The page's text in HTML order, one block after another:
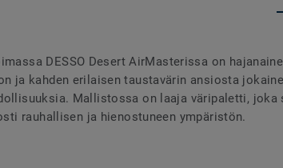
DESSO Desert AirMasterissa on
ja kahden erilaisen taustavärin ansiosta
Mallistossa on laaja väripaletti, joka
rauhallisen ja hienostuneen ympäristön.